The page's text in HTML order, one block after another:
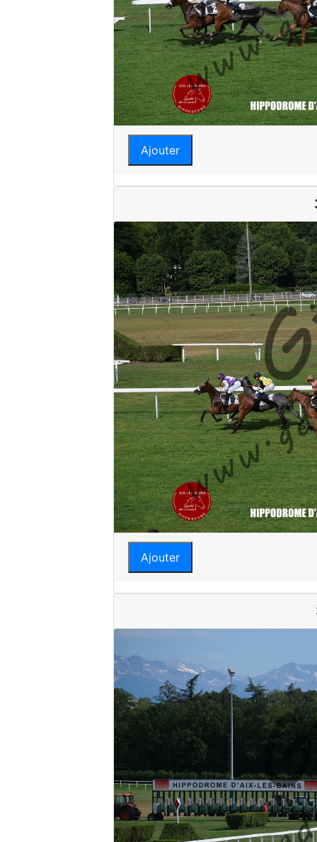
Ajouter
Ajouter